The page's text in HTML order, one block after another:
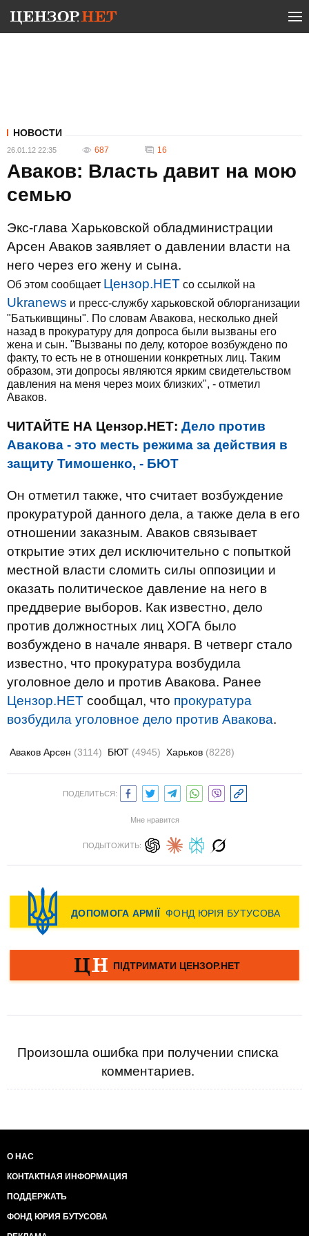
НОВОСТИ
26.01.12 22:35 687 16
Аваков: Власть давит на мою
семью
Экс-глава Харьковской обладминистрации
Арсен Аваков заявляет о давлении власти на
него через его жену и сына.
Об этом сообщает Цензор.НЕТ со ссылкой на
Ukranews и пресс-службу харьковской облорганизации
"Батькивщины". По словам Авакова, несколько дней
назад в прокуратуру для допроса были вызваны его
жена и сын. "Вызваны по делу, которое возбуждено по
факту, то есть не в отношении конкретных лиц. Таким
образом, эти допросы являются ярким свидетельством
давления на меня через моих близких", - отметил
Аваков.
ЧИТАЙТЕ НА Цензор.НЕТ: Дело против
Авакова - это месть режима за действия в
защиту Тимошенко, - БЮТ
Он отметил также, что считает возбуждение
прокуратурой данного дела, а также дела в его
отношении заказным. Аваков связывает
открытие этих дел исключительно с попыткой
местной власти сломить силы оппозиции и
оказать политическое давление на него в
преддверие выборов. Как известно, дело
против должностных лиц ХОГА было
возбуждено в начале января. В четверг стало
известно, что прокуратура возбудила
уголовное дело и против Авакова. Ранее
Цензор.НЕТ сообщал, что прокуратура
возбудила уголовное дело против Авакова.
Аваков Арсен (3114) БЮТ (4945) Харьков (8228)
ПОДЕЛИТЬСЯ:
Мне нравится
ПОДЫТОЖИТЬ:
Произошла ошибка при получении списка
комментариев.
О НАС
КОНТАКТНАЯ ИНФОРМАЦИЯ
ПОДДЕРЖАТЬ
ФОНД ЮРИЯ БУТУСОВА